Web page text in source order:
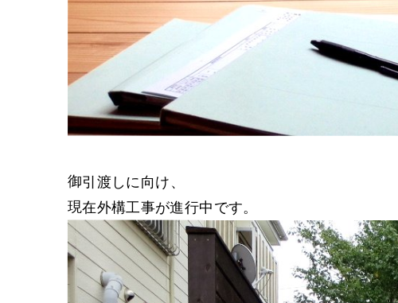
御引渡しに向け、
現在外構工事が進行中です。